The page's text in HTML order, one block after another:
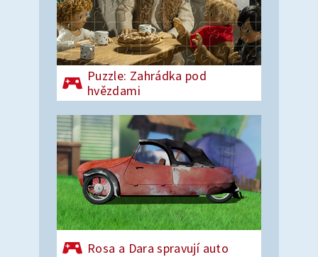
Puzzle: Zahrádka pod
hvězdami
Rosa a Dara spravují auto